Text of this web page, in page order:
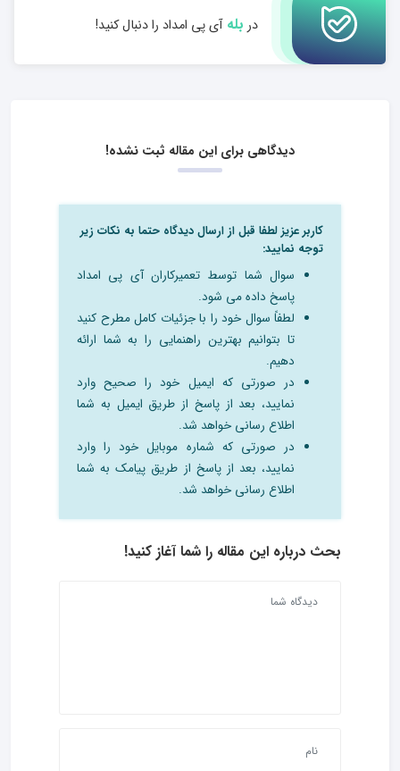
در بلهآی پی امداد را دنبال کنید!
دیدگاهی برای این مقاله ثبت نشده!
کاربر عزیز لطفا قبل از ارسال دیدگاه حتما به نکات زیر
توجه نمایید:
سوال شما توسط تعمیرکاران آی پی امداد
پاسخ داده می شود.
لطفاً سوال خود را با جزئیات کامل مطرح کنید
تا بتوانیم بهترین راهنمایی را به شما ارائه
دهیم.
در صورتی که ایمیل خود را صحیح وارد
نمایید، بعد از پاسخ از طریق ایمیل به شما
اطلاع رسانی خواهد شد.
در صورتی که شماره موبایل خود را وارد
نمایید، بعد از پاسخ از طریق پیامک به شما
اطلاع رسانی خواهد شد.
بحث درباره این مقاله را شما آغاز کنید!